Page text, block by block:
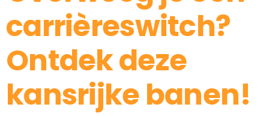
carrièreswitch?
Ontdek deze
kansrijke banen!